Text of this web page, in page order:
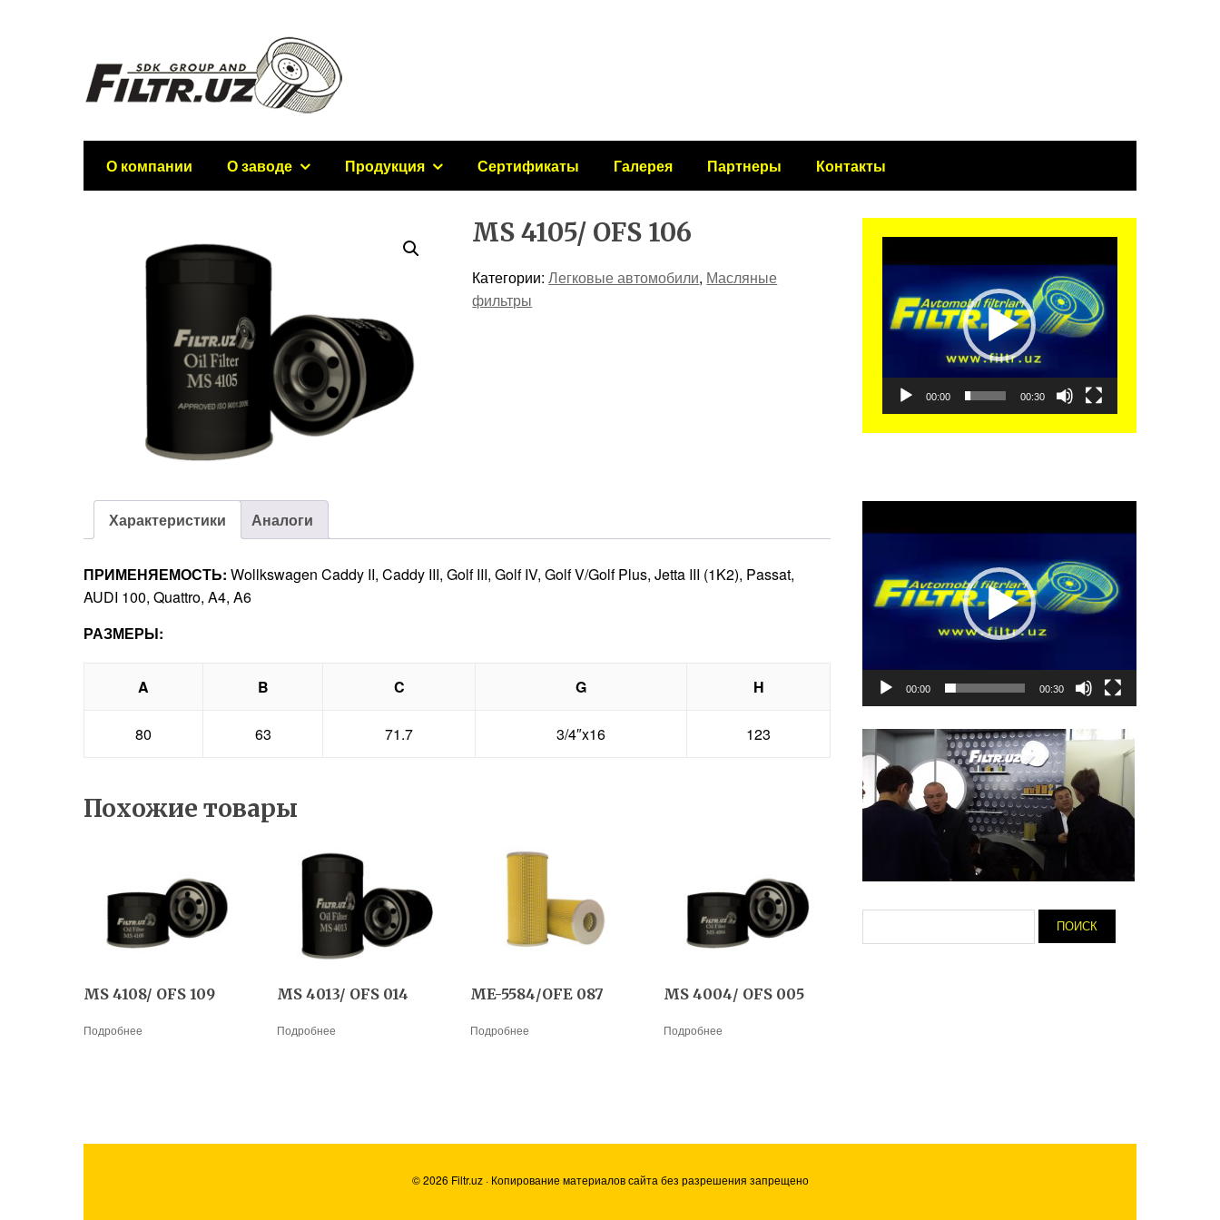
О компании О заводе Продукция Сертификаты Галерея Партнеры Контакты
MS 4105/ OFS 106
Категории:Легковые автомобили, Масляные
фильтры
Характеристики Аналоги
ПРИМЕНЯЕМОСТЬ: Wollkswagen Caddy II, Caddy III, Golf III, Golf IV, Golf V/Golf Plus, Jetta III (1K2), Passat,
AUDI 100, Quattro, A4, A6
РАЗМЕРЫ:
A B C G H
80 63 71.7 3/4″x16 123
Похожие товары
MS 4108/ OFS 109
Подробнее
MS 4013/ OFS 014
Подробнее
ME-5584/OFE 087
Подробнее
MS 4004/ OFS 005
Подробнее
00:00 00:30
00:00 00:30
© 2026 Filtr.uz · Копирование материалов сайта без разрешения запрещено